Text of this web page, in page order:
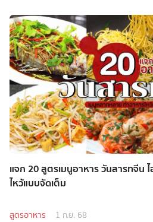
แจก 20 สูตรเมนูอาหาร วันสารทจีน
ไหว้แบบจัดเต็ม
สูตรอาหาร 1 ก.ย. 68